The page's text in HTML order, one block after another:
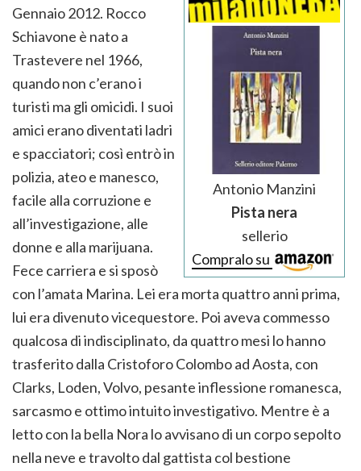
Antonio Manzini
Pista nera
sellerio
Compralo su
Gennaio 2012. Rocco
Schiavone è nato a
Trastevere nel 1966,
quando non c’erano i
turisti ma gli omicidi. I suoi
amici erano diventati ladri
e spacciatori; così entrò in
polizia, ateo e manesco,
facile alla corruzione e
all’investigazione, alle
donne e alla marijuana.
Fece carriera e si sposò
con l’amata Marina. Lei era morta quattro anni prima,
lui era divenuto vicequestore. Poi aveva commesso
qualcosa di indisciplinato, da quattro mesi lo hanno
trasferito dalla Cristoforo Colombo ad Aosta, con
Clarks, Loden, Volvo, pesante inflessione romanesca,
sarcasmo e ottimo intuito investigativo. Mentre è a
letto con la bella Nora lo avvisano di un corpo sepolto
nella neve e travolto dal gattista col bestione